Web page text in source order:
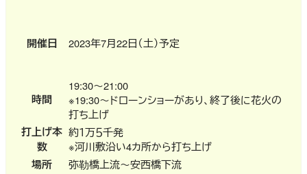
開催日 2023年7月22日（土）予定
時間
19:30～21:00
※19:30～ドローンショーがあり、終了後に花火の
打ち上げ
打上げ本
数
約１万５千発
※河川敷沿い4カ所から打ち上げ
場所 弥勒橋上流～安西橋下流